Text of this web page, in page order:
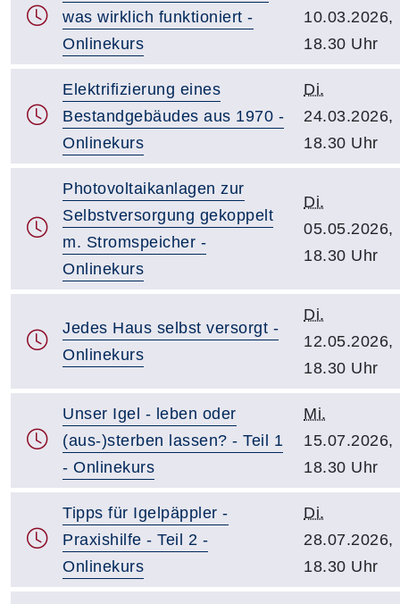
was wirklich funktioniert -
Onlinekurs
10.03.2026,
18.30 Uhr
Elektrifizierung eines
Bestandgebäudes aus 1970 -
Onlinekurs
Di.
24.03.2026,
18.30 Uhr
Photovoltaikanlagen zur
Selbstversorgung gekoppelt
m. Stromspeicher -
Onlinekurs
Di.
05.05.2026,
18.30 Uhr
Jedes Haus selbst versorgt -
Onlinekurs
Di.
12.05.2026,
18.30 Uhr
Unser Igel - leben oder
(aus-)sterben lassen? - Teil 1
- Onlinekurs
Mi.
15.07.2026,
18.30 Uhr
Tipps für Igelpäppler -
Praxishilfe - Teil 2 -
Onlinekurs
Di.
28.07.2026,
18.30 Uhr